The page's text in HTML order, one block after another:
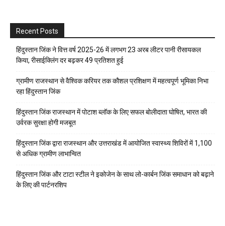
Recent Posts
हिंदुस्तान जिंक ने वित्त वर्ष 2025-26 में लगभग 23 अरब लीटर पानी रीसायकल
किया, रीसाईक्लिंग दर बढ़कर 49 प्रतिशत हुई
ग्रामीण राजस्थान से वैश्विक करियर तक कौशल प्रशिक्षण में महत्वपूर्ण भूमिका निभा
रहा हिंदुस्तान जिंक
हिंदुस्तान जिंक राजस्थान में पोटाश ब्लॉक के लिए सफल बोलीदाता घोषित, भारत की
उर्वरक सुरक्षा होगी मजबूत
हिंदुस्तान जिंक द्वारा राजस्थान और उत्तराखंड में आयोजित स्वास्थ्य शिविरों में 1,100
से अधिक ग्रामीण लाभान्वित
हिंदुस्तान जिंक और टाटा स्टील ने इकोजेन के साथ लो-कार्बन जिंक समाधान को बढ़ाने
के लिए की पार्टनरशिप